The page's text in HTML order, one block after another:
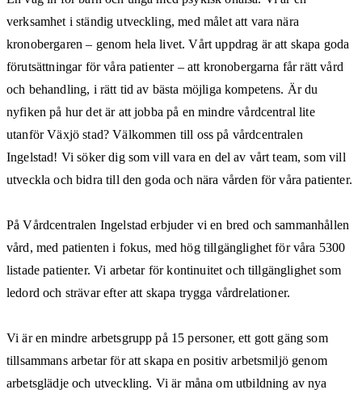
verksamhet i ständig utveckling, med målet att vara nära
kronobergaren – genom hela livet. Vårt uppdrag är att skapa goda
förutsättningar för våra patienter – att kronobergarna får rätt vård
och behandling, i rätt tid av bästa möjliga kompetens. Är du
nyfiken på hur det är att jobba på en mindre vårdcentral lite
utanför Växjö stad? Välkommen till oss på vårdcentralen
Ingelstad! Vi söker dig som vill vara en del av vårt team, som vill
utveckla och bidra till den goda och nära vården för våra patienter.
På Vårdcentralen Ingelstad erbjuder vi en bred och sammanhållen
vård, med patienten i fokus, med hög tillgänglighet för våra 5300
listade patienter. Vi arbetar för kontinuitet och tillgänglighet som
ledord och strävar efter att skapa trygga vårdrelationer.
Vi är en mindre arbetsgrupp på 15 personer, ett gott gäng som
tillsammans arbetar för att skapa en positiv arbetsmiljö genom
arbetsglädje och utveckling. Vi är måna om utbildning av nya